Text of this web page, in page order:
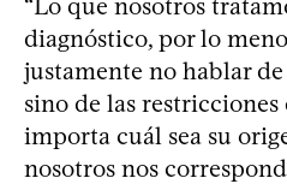
diagnóstico, por lo
justamente no hablar
sino de las
importa cuál sea su
nosotros nos